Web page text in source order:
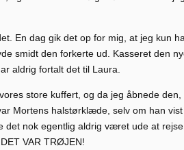
En dag gik det op for mig, at jeg kun
smidt den forkerte ud. Kasseret den
aldrig fortalt det til Laura.
store kuffert, og da jeg åbnede
Mortens halstørklæde, selv om han
det nok egentlig aldrig været ude at
VAR TRØJEN!